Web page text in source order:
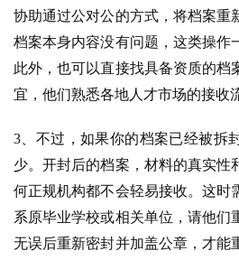
协助通过公对公的方式，将档案重
档案本身内容没有问题，这类操作
此外，也可以直接找具备资质的档
宜，他们熟悉各地人才市场的接收
3、不过，如果你的档案已经被拆
少。开封后的档案，材料的真实性
何正规机构都不会轻易接收。这时
系原毕业学校或相关单位，请他们
无误后重新密封并加盖公章，才能